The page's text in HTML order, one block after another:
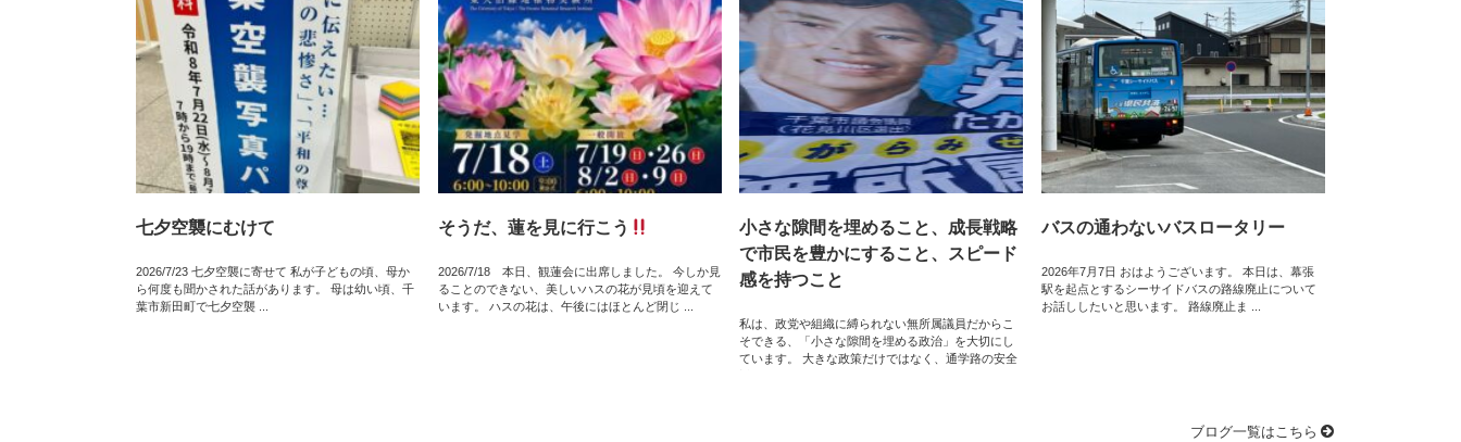
七夕空襲にむけて
2026/7/23 七夕空襲に寄せて 私が子どもの頃、母か
ら何度も聞かされた話があります。 母は幼い頃、千
葉市新田町で七夕空襲 ...
そうだ、蓮を見に行こう
2026/7/18 本日、観蓮会に出席しました。 今しか見
ることのできない、美しいハスの花が見頃を迎えて
います。 ハスの花は、午後にはほとんど閉じ ...
小さな隙間を埋めること、成長戦略
で市民を豊かにすること、スピード
感を持つこと
私は、政党や組織に縛られない無所属議員だからこ
そできる、「小さな隙間を埋める政治」を大切にし
ています。 大きな政策だけではなく、通学路の安全
バスの通わないバスロータリー
2026年7月7日 おはようございます。 本日は、幕張
駅を起点とするシーサイドバスの路線廃止について
お話ししたいと思います。 路線廃止ま ...
ブログ一覧はこちら